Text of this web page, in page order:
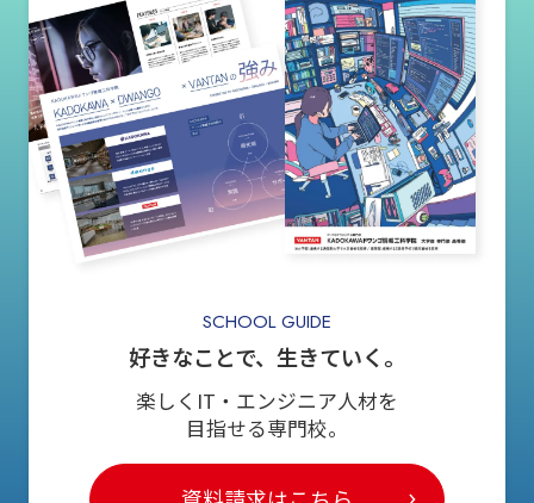
SCHOOL GUIDE
好きなことで、生きていく。
楽しくIT・エンジニア人材を
目指せる専門校。